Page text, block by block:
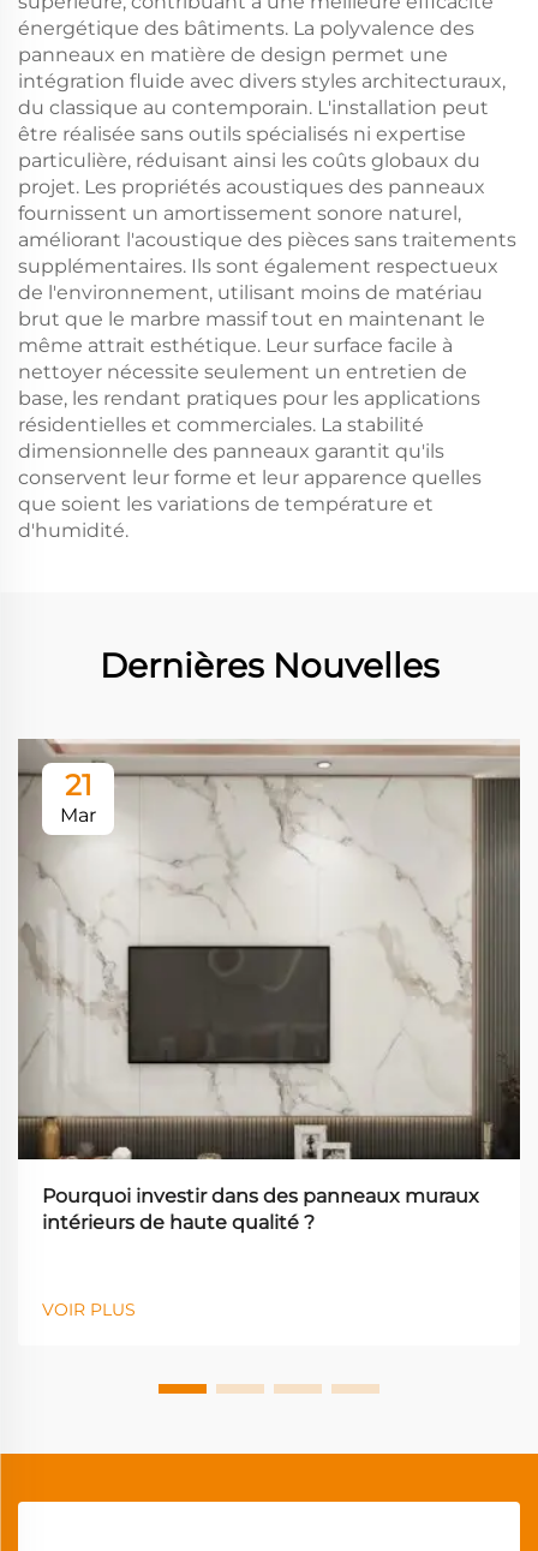
énergétique des bâtiments. La polyvalence des
panneaux en matière de design permet une
intégration fluide avec divers styles architecturaux,
du classique au contemporain. L'installation peut
être réalisée sans outils spécialisés ni expertise
particulière, réduisant ainsi les coûts globaux du
projet. Les propriétés acoustiques des panneaux
fournissent un amortissement sonore naturel,
améliorant l'acoustique des pièces sans traitements
supplémentaires. Ils sont également respectueux
de l'environnement, utilisant moins de matériau
brut que le marbre massif tout en maintenant le
même attrait esthétique. Leur surface facile à
nettoyer nécessite seulement un entretien de
base, les rendant pratiques pour les applications
résidentielles et commerciales. La stabilité
dimensionnelle des panneaux garantit qu'ils
conservent leur forme et leur apparence quelles
que soient les variations de température et
d'humidité.
Dernières Nouvelles
21
Mar
Pourquoi investir dans des panneaux muraux
intérieurs de haute qualité ?
VOIR PLUS